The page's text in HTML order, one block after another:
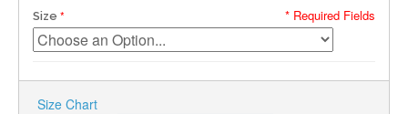
Size * Required Fields
Size Chart